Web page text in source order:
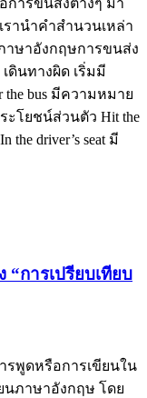
ารขนส่งต่างๆ มา
รานำคำสำนวนเหล่า
ษาอังกฤษการขนส่ง
ดินทางผิด เริ่มมี
the bus มีความหมาย
ะโยชน์ส่วนตัว Hit the
driver’s seat มี
“การเปรียบเทียบ
รพูดหรือการเขียนใน
นภาษาอังกฤษ โดย